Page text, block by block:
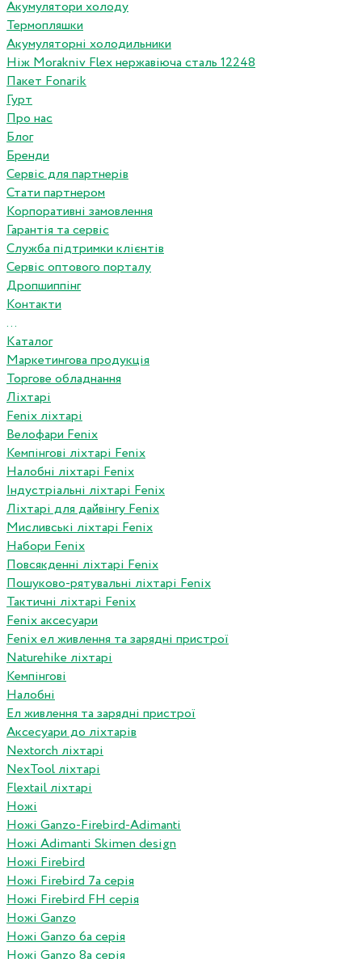
Акумулятори холоду
Термопляшки
Акумуляторні холодильники
Ніж Morakniv Flex нержавіюча сталь 12248
Пакет Fonarik
Гурт
Про нас
Блог
Бренди
Сервіс для партнерів
Стати партнером
Корпоративні замовлення
Гарантія та сервіс
Служба підтримки клієнтів
Сервіс оптового порталу
Дропшиппінг
Контакти
...
Каталог
Маркетингова продукція
Торгове обладнання
Ліхтарі
Fenix ліхтарі
Велофари Fenix
Кемпінгові ліхтарі Fenix
Налобні ліхтарі Fenix
Індустріальні ліхтарі Fenix
Ліхтарі для дайвінгу Fenix
Мисливські ліхтарі Fenix
Набори Fenix
Повсякденні ліхтарі Fenix
Пошуково-рятувальні ліхтарі Fenix
Тактичні ліхтарі Fenix
Fenix аксесуари
Fenix ел живлення та зарядні пристрої
Naturehike ліхтарі
Кемпінгові
Налобні
Ел живлення та зарядні пристрої
Аксесуари до ліхтарів
Nextorch ліхтарі
NexTool ліхтарі
Flextail ліхтарі
Ножі
Ножі Ganzo-Firebird-Adimanti
Ножі Adimanti Skimen design
Ножі Firebird
Ножі Firebird 7а серія
Ножі Firebird FH серія
Ножі Ganzo
Ножі Ganzo 6а серія